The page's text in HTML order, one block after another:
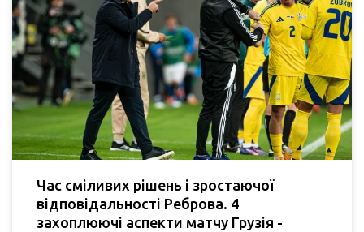
Час сміливих рішень і зростаючої
відповідальності Реброва. 4
захоплюючі аспекти матчу Грузія -